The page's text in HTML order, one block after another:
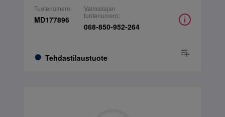
Tuotenumero:
MD177896
Tehdastilaustuote
Valmistajan
tuotenumero:
068-850-952-264